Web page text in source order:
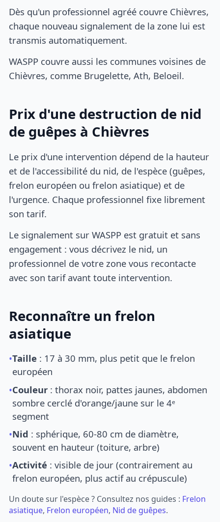
Dès qu'un professionnel agréé couvre Chièvres,
chaque nouveau signalement de la zone lui est
transmis automatiquement.
WASPP couvre aussi les communes voisines de
Chièvres, comme Brugelette, Ath, Beloeil.
Prix d'une destruction de nid
de guêpes à Chièvres
Le prix d'une intervention dépend de la hauteur
et de l'accessibilité du nid, de l'espèce (guêpes,
frelon européen ou frelon asiatique) et de
l'urgence. Chaque professionnel fixe librement
son tarif.
Le signalement sur WASPP est gratuit et sans
engagement : vous décrivez le nid, un
professionnel de votre zone vous recontacte
avec son tarif avant toute intervention.
Reconnaître un frelon
asiatique
•Taille : 17 à 30 mm, plus petit que le frelon
européen
•Couleur : thorax noir, pattes jaunes, abdomen
sombre cerclé d'orange/jaune sur le 4ᵉ
segment
•Nid : sphérique, 60-80 cm de diamètre,
souvent en hauteur (toiture, arbre)
•Activité : visible de jour (contrairement au
frelon européen, plus actif au crépuscule)
Un doute sur l'espèce ? Consultez nos guides : Frelon
asiatique, Frelon européen, Nid de guêpes.